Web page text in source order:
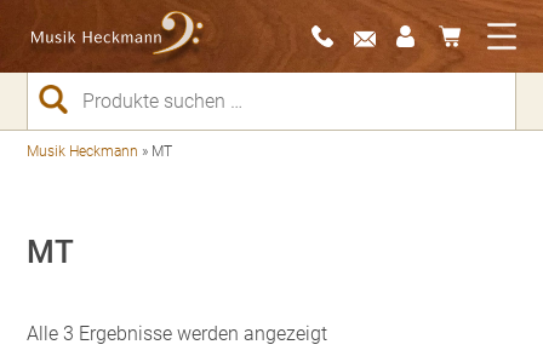
Suchen
nach:
Musik Heckmann » MT
MT
Alle 3 Ergebnisse werden angezeigtNach